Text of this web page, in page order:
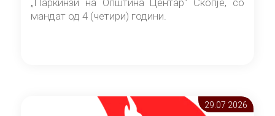
„Паркинзи на Општина Центар“ Скопје, со
мандат од 4 (четири) години.
29.07 2026